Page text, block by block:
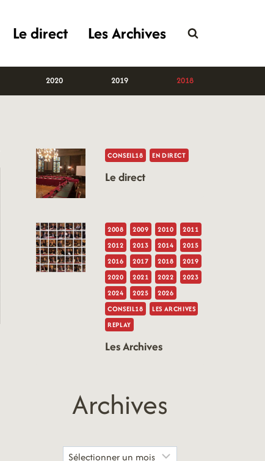
Le direct Les Archives
2020 2019 2018
CONSEIL18 EN DIRECT
Le direct
2008 2009 2010
2011
2012
2013 2014
2015
2016
2017 2018
2019
2020
2021 2022
2023
2024
2025
2026
CONSEIL18
LES ARCHIVES
REPLAY
Les Archives
Archives